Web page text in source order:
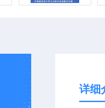
详细